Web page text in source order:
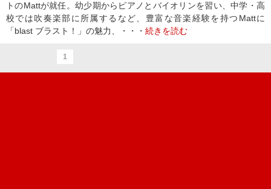
トのMattが就任。幼少期からピアノとバイオリンを習い、中学・高
校では吹奏楽部に所属するなど、豊富な音楽経験を持つMattに
「blast ブラスト！」の魅力、・・・ 続きを読む
1